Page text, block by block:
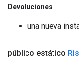
Devoluciones
una nueva
público estático